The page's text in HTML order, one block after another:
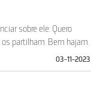
sobre ele. Quero
partilham. Bem hajam.
03-11-2023